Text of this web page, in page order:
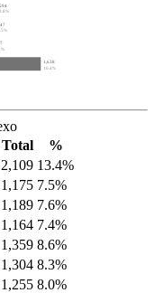
594
3.8%
1,638
10.4%
Total
%
2,109 13.4%
1,175 7.5%
1,189 7.6%
1,164 7.4%
1,359 8.6%
1,304 8.3%
1,255 8.0%